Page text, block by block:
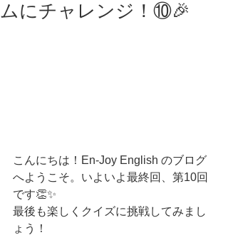
ムにチャレンジ！⑩🎉
こんにちは！En-Joy English のブログ
へようこそ。いよいよ最終回、第10回
です👏✨
最後も楽しくクイズに挑戦してみまし
ょう！